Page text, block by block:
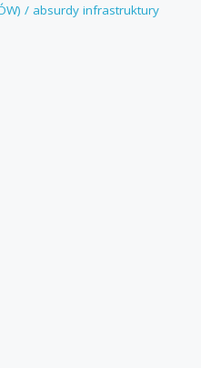
/ absurdy infrastruktury